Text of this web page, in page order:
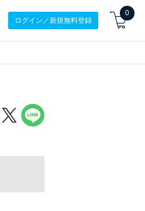
ログイン／新規無料登録
0